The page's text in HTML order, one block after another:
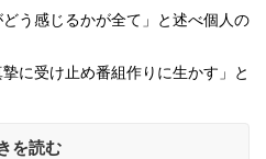
う感じるかが全て」と述べ個人の
に受け止め番組作りに生かす」と
を読む